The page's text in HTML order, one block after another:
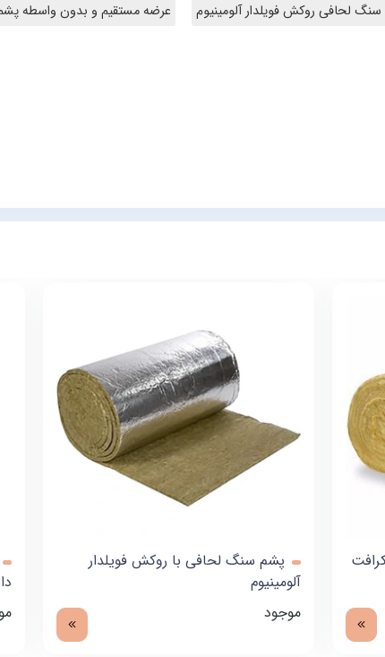
سنگ لحافی روکش فویلدار آلومینیوم عرضه مستقیم و بدون واسطه
پشم سنگ لحافی با روکش فویلدار
آلومینیوم
موجود